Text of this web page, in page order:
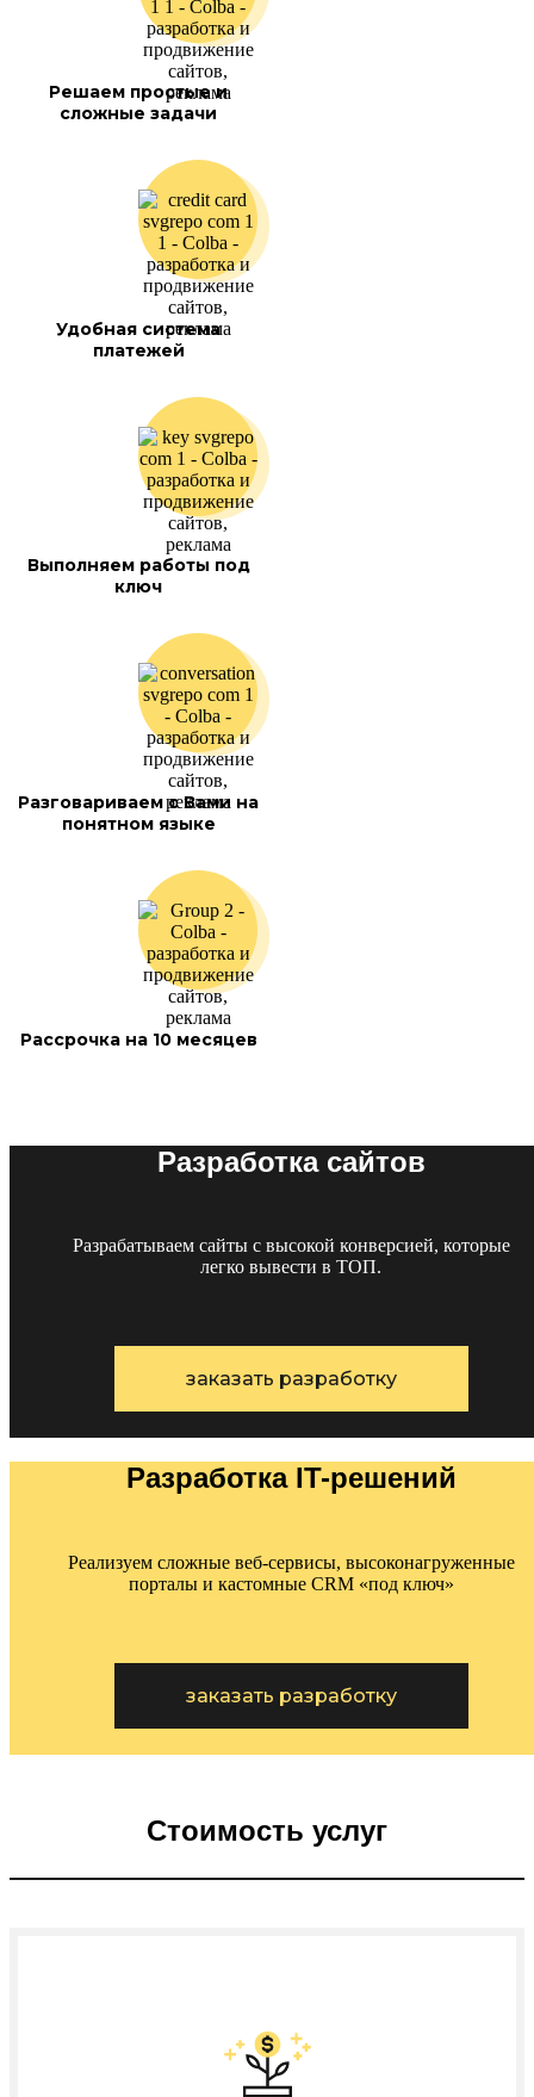
Решаем простые и
сложные задачи
Удобная система
платежей
Выполняем работы под
ключ
Разговариваем с Вами на
понятном языке
Рассрочка на 10 месяцев
Разработка сайтов
Разрабатываем сайты с высокой конверсией, которые
легко вывести в ТОП.
заказать разработку
Разработка IT-решений
Реализуем сложные веб-сервисы, высоконагруженные
порталы и кастомные CRM «под ключ»
заказать разработку
Стоимость услуг